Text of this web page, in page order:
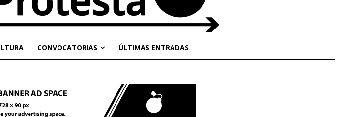
CONVOCATORIAS ÚLTIMAS ENTRADAS